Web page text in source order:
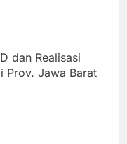
dan Realisasi
Prov. Jawa Barat